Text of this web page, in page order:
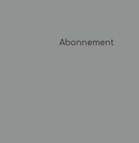
Abonnement